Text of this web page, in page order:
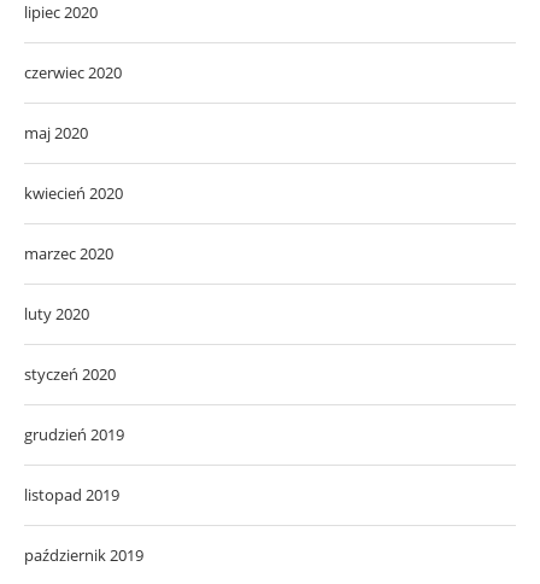
lipiec 2020
czerwiec 2020
maj 2020
kwiecień 2020
marzec 2020
luty 2020
styczeń 2020
grudzień 2019
listopad 2019
październik 2019